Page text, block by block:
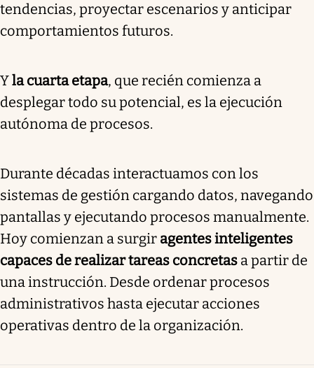
tendencias, proyectar escenarios y anticipar
comportamientos futuros.
Yla cuarta etapa, que recién comienza a
desplegar todo su potencial, es la ejecución
autónoma de procesos.
Durante décadas interactuamos con los
sistemas de gestión cargando datos, navegando
pantallas y ejecutando procesos manualmente.
Hoy comienzan a surgir agentes inteligentes
capaces de realizar tareas concretas a partir de
una instrucción. Desde ordenar procesos
administrativos hasta ejecutar acciones
operativas dentro de la organización.